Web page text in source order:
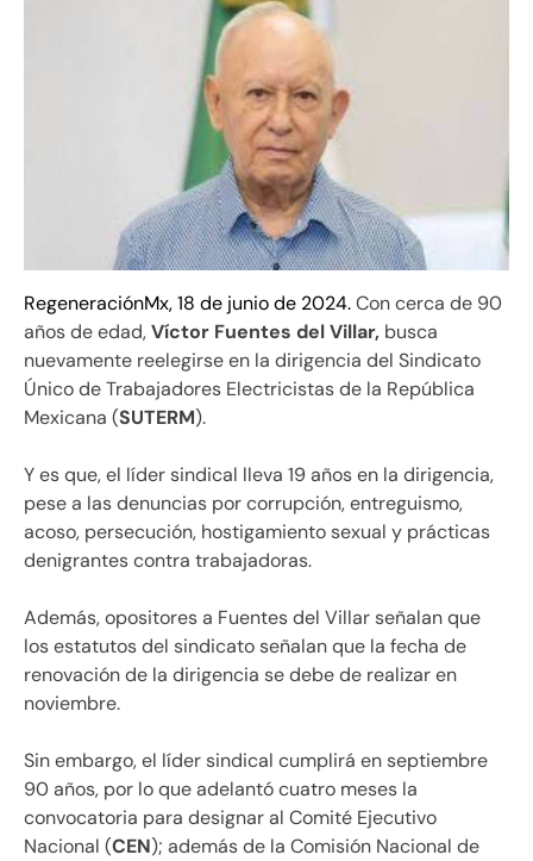
RegeneraciónMx, 18 de junio de 2024.Con cerca de 90
años de edad,Víctor Fuentes del Villar, busca
nuevamente reelegirse en la dirigencia del Sindicato
Único de Trabajadores Electricistas de la República
Mexicana (SUTERM).
Y es que, el líder sindical lleva 19 años en la dirigencia,
pese a las denuncias por corrupción, entreguismo,
acoso, persecución, hostigamiento sexual y prácticas
denigrantes contra trabajadoras.
Además, opositores a Fuentes del Villar señalan que
los estatutos del sindicato señalan que la fecha de
renovación de la dirigencia se debe de realizar en
noviembre.
Sin embargo, el líder sindical cumplirá en septiembre
90 años, por lo que adelantó cuatro meses la
convocatoria para designar al Comité Ejecutivo
Nacional (CEN); además de la Comisión Nacional de